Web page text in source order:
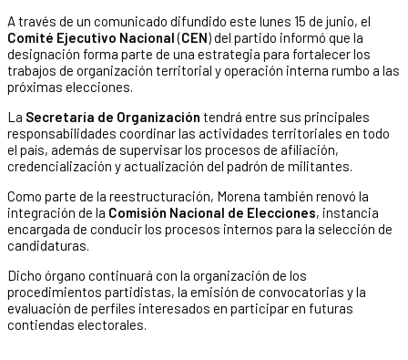
A través de un comunicado difundido este lunes 15 de junio, el
Comité Ejecutivo Nacional(CEN) del partido informó que la
designación forma parte de una estrategia para fortalecer los
trabajos de organización territorial y operación interna rumbo a las
próximas elecciones.
La Secretaría de Organización tendrá entre sus principales
responsabilidades coordinar las actividades territoriales en todo
el país, además de supervisar los procesos de afiliación,
credencialización y actualización del padrón de militantes.
Como parte de la reestructuración, Morena también renovó la
integración de la Comisión Nacional de Elecciones, instancia
encargada de conducir los procesos internos para la selección de
candidaturas.
Dicho órgano continuará con la organización de los
procedimientos partidistas, la emisión de convocatorias y la
evaluación de perfiles interesados en participar en futuras
contiendas electorales.